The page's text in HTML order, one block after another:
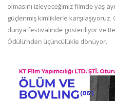
olmasını izleyeceğimiz filmde yaş
güçlenmiş kimliklerle
dünya festivalinde gösteriliyor ve
Ödülü’nden üçüncülükle dönüyor.